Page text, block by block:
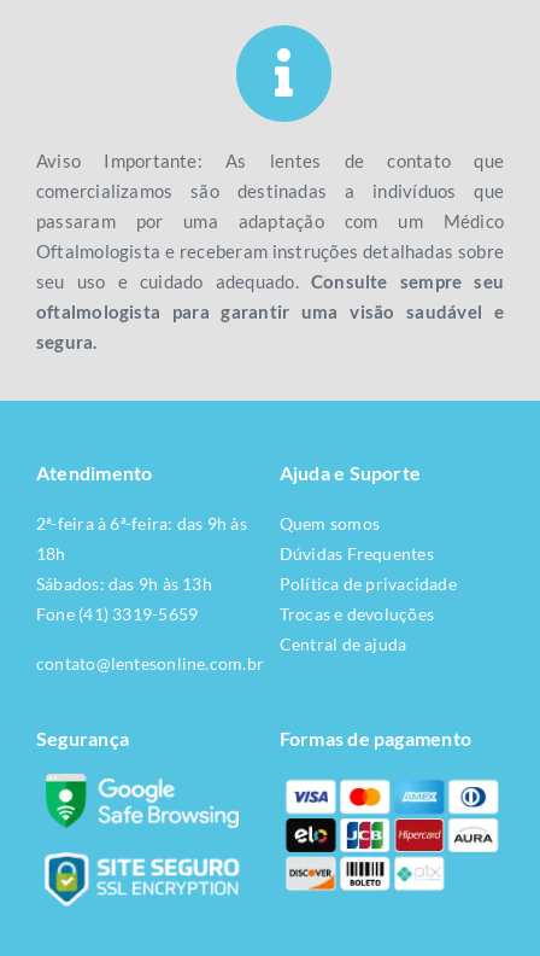
Aviso Importante: As lentes de contato que
comercializamos são destinadas a indivíduos que
passaram por uma adaptação com um Médico
Oftalmologista e receberam instruções detalhadas sobre
seu uso e cuidado adequado. Consulte sempre seu
oftalmologista para garantir uma visão saudável e
segura.
Atendimento
2ª-feira à 6ª-feira: das 9h às
18h
Sábados: das 9h às 13h
Fone (41) 3319-5659
contato@lentesonline.com.br
Ajuda e Suporte
Quem somos
Dúvidas Frequentes
Política de privacidade
Trocas e devoluções
Central de ajuda
Segurança Formas de pagamento